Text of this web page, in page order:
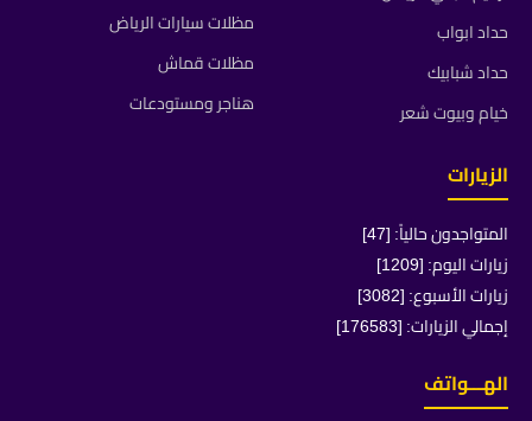
حداد ابواب
حداد شبابيك
خيام وبيوت شعر
مظلات سيارات الرياض
مظلات قماش
هناجر ومستودعات
الزيارات
المتواجدون حالياً: [47]
زيارات اليوم: [1209]
زيارات الأسبوع: [3082]
إجمالي الزيارات: [176583]
الهـــواتف